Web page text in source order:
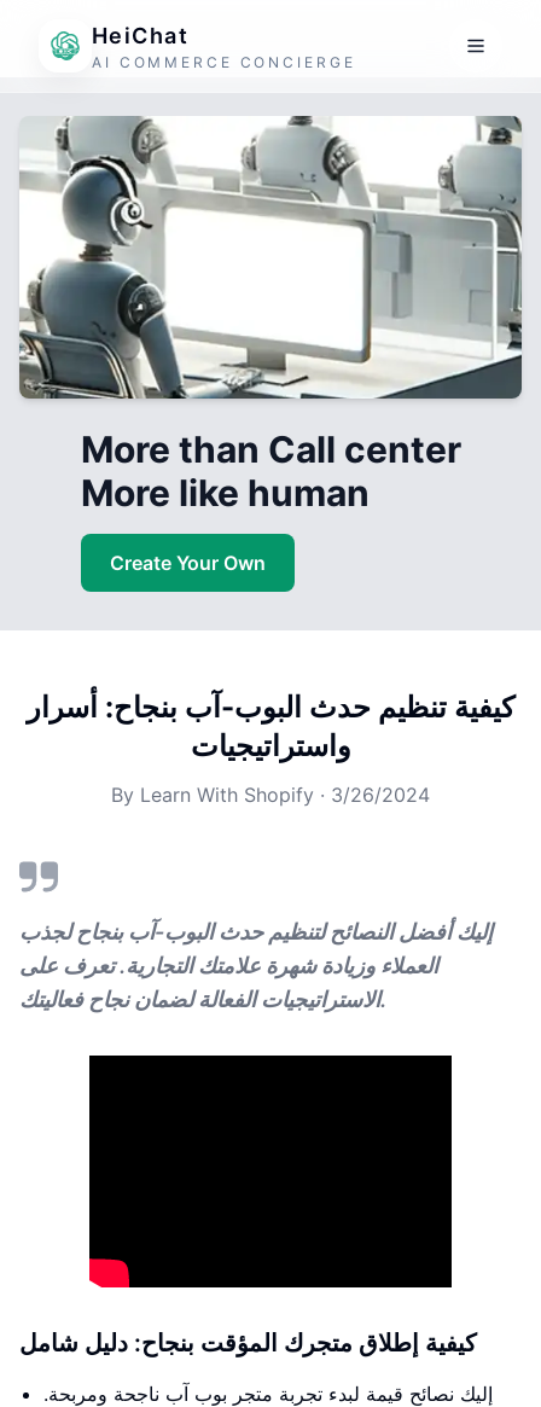
HeiChat
AI COMMERCE CONCIERGE
More than Call center
More like human
Create Your Own
كيفية تنظيم حدث البوب-آب بنجاح: أسرار
واستراتيجيات
By Learn With Shopify · 3/26/2024
إليك أفضل النصائح لتنظيم حدث البوب-آب بنجاح لجذب
العملاء وزيادة شهرة علامتك التجارية. تعرف على
الاستراتيجيات الفعالة لضمان نجاح فعاليتك.
كيفية إطلاق متجرك المؤقت بنجاح: دليل شامل
إليك نصائح قيمة لبدء تجربة متجر بوب آب ناجحة ومربحة.